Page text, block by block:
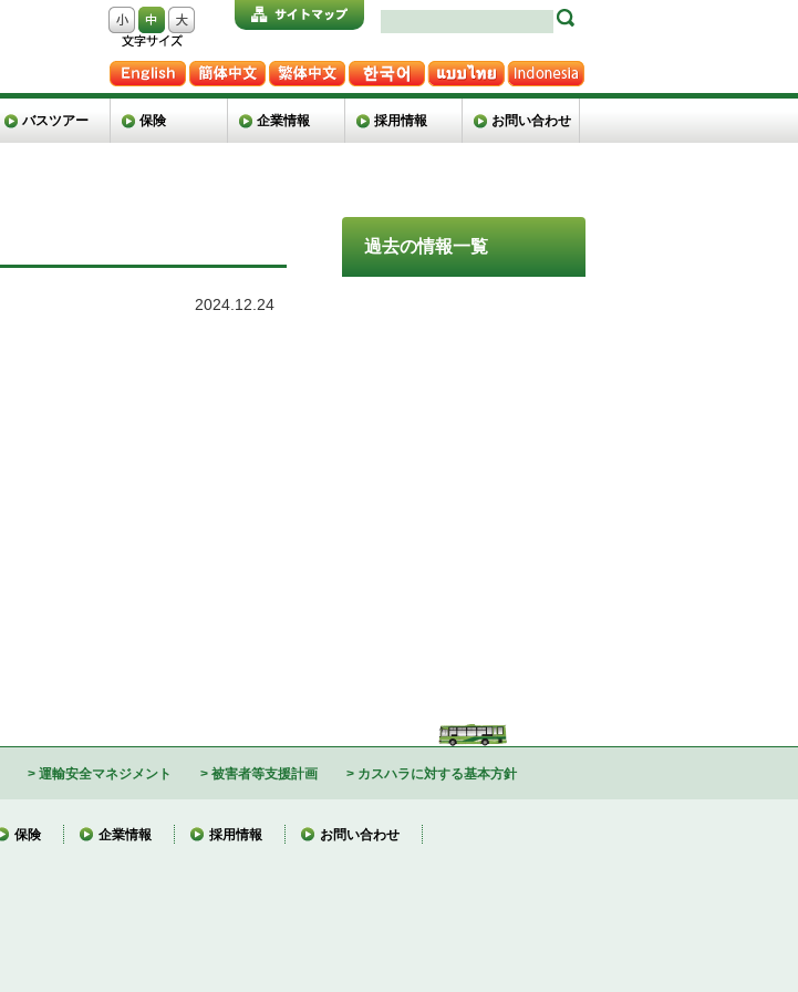
バスツアー 保険 企業情報 採用情報 お問い合わせ
過去の情報一覧
2024.12.24
運輸安全マネジメント 被害者等支援計画 カスハラに対する基本方針
保険 企業情報 採用情報 お問い合わせ